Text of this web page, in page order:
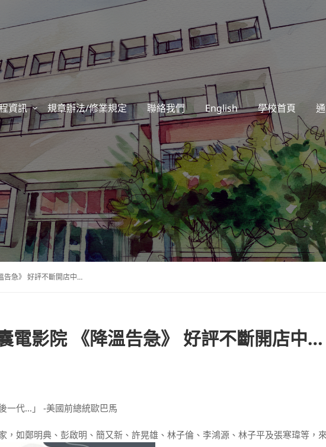
資訊 規章辦法/修業規定 聯絡我們 English 學校首頁
告急》 好評不斷開店中…
電影院 《降溫告急》 好評不斷開店中…
一代…」 -美國前總統歐巴馬
如鄭明典、彭啟明、簡又新、許晃雄、林子倫、李鴻源、林子平及張寒瑋等，